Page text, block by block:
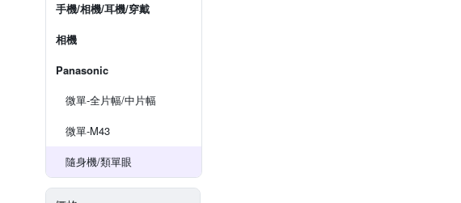
手機/相機/耳機/穿戴
相機
Panasonic
微單-全片幅/中片幅
微單-M43
隨身機/類單眼